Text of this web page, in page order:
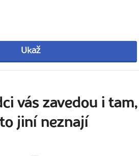
Ukaž
vás zavedou i tam,
jiní neznají